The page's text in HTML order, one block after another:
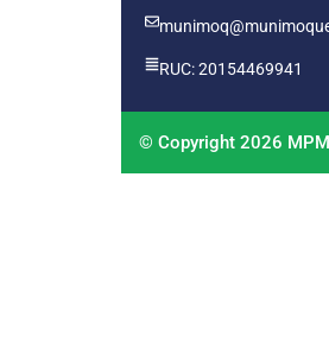
RUC: 20154469941
© Copyright 2026